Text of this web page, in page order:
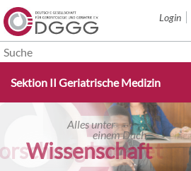
Login
überspringen
Sektion II Geriatrische Medizin
Aktuelles & Termine
Alles unter
einem Dach
Wissenschaft
Alles unter
einem Dach
Forschung konkret